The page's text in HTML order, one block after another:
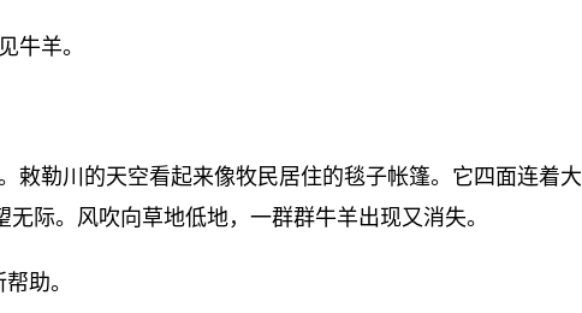
牛羊。
敕勒川的天空看起来像牧民居住的毯子帐篷。它四面连着大
际。风吹向草地低地，一群群牛羊出现又消失。
助。